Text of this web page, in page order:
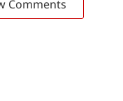
Comments